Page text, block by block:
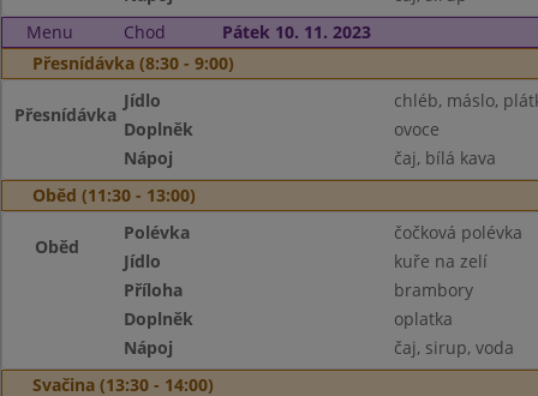
Menu
Chod
Pátek 10. 11. 2023
Přesnídávka (8:30 - 9:00)
Přesnídávka
Jídlo
chléb, máslo,
Doplněk
ovoce
Nápoj
čaj, bílá kava
Oběd (11:30 - 13:00)
Oběd
Polévka
čočková polévka
Jídlo
kuře na zelí
Příloha
brambory
Doplněk
oplatka
Nápoj
čaj, sirup, voda
Svačina (13:30 - 14:00)